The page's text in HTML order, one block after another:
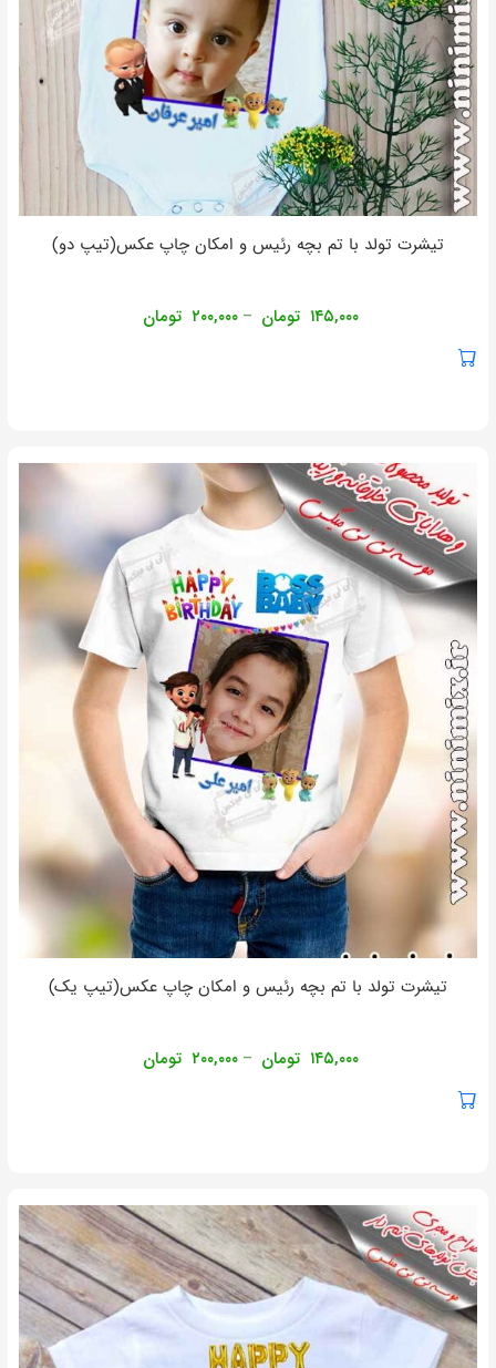
تیشرت تولد با تم بچه رئیس و امکان چاپ عکس(تیپ دو)
۱۴۵,۰۰۰ تومان – ۲۰۰,۰۰۰ تومان
تیشرت تولد با تم بچه رئیس و امکان چاپ عکس(تیپ یک)
۱۴۵,۰۰۰ تومان – ۲۰۰,۰۰۰ تومان